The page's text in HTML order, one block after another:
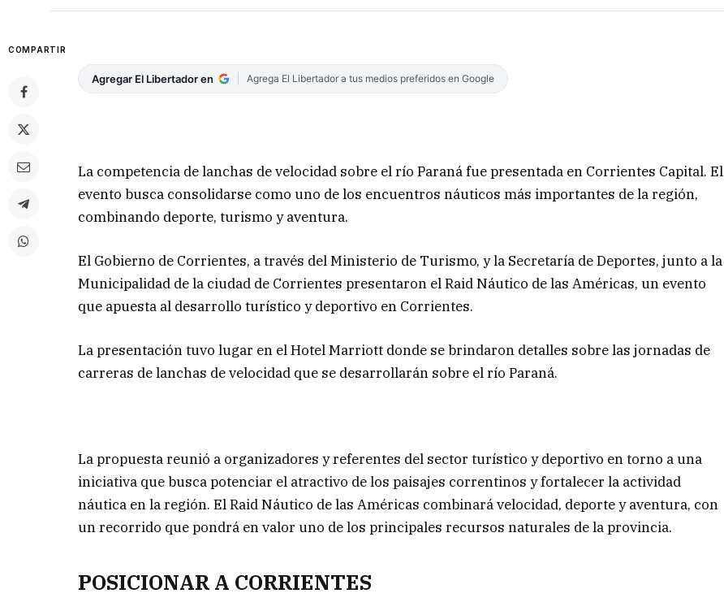
COMPARTIR
Agregar El Libertador en Agrega El Libertador a tus medios preferidos en Google
La competencia de lanchas de velocidad sobre el río Paraná fue presentada en Corrientes Capital. El
evento busca consolidarse como uno de los encuentros náuticos más importantes de la región,
combinando deporte, turismo y aventura.
El Gobierno de Corrientes, a través del Ministerio de Turismo, y la Secretaría de Deportes, junto a la
Municipalidad de la ciudad de Corrientes presentaron el Raid Náutico de las Américas, un evento
que apuesta al desarrollo turístico y deportivo en Corrientes.
La presentación tuvo lugar en el Hotel Marriott donde se brindaron detalles sobre las jornadas de
carreras de lanchas de velocidad que se desarrollarán sobre el río Paraná.
La propuesta reunió a organizadores y referentes del sector turístico y deportivo en torno a una
iniciativa que busca potenciar el atractivo de los paisajes correntinos y fortalecer la actividad
náutica en la región. El Raid Náutico de las Américas combinará velocidad, deporte y aventura, con
un recorrido que pondrá en valor uno de los principales recursos naturales de la provincia.
POSICIONAR A CORRIENTES